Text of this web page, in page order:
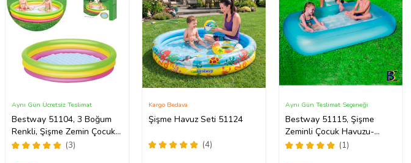
Bestway 51104, 3 Boğum
Renkli, Şişme Zemin Çocuk
Havuzu, 102x25cm
(3)
Aynı Gün Ücretsiz Teslimat
Şişme Havuz Seti 51124
(4)
Kargo Bedava
Bestway 51115, Şişme
Zeminli Çocuk Havuzu-
165x104x25 cm (Mavi)
(1)
Aynı Gün Teslimat Seçeneği